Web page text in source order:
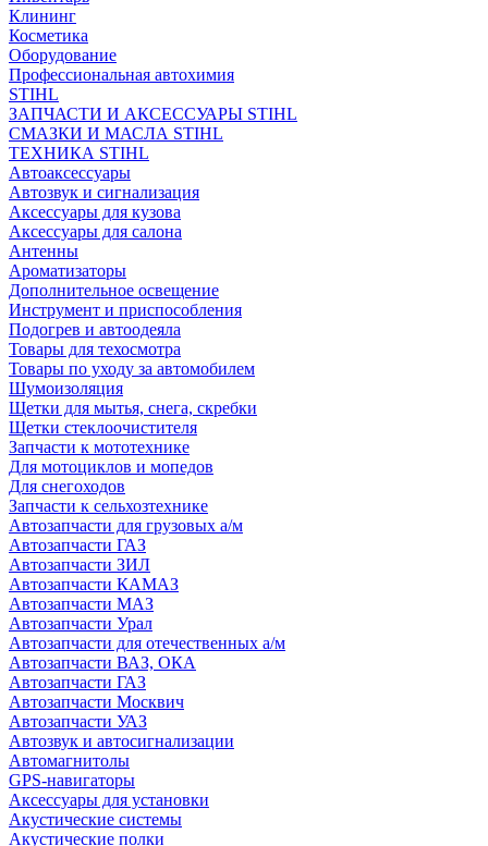
Клининг
Косметика
Оборудование
Профессиональная автохимия
STIHL
ЗАПЧАСТИ И АКСЕССУАРЫ STIHL
СМАЗКИ И МАСЛА STIHL
ТЕХНИКА STIHL
Автоаксессуары
Автозвук и сигнализация
Аксессуары для кузова
Аксессуары для салона
Антенны
Ароматизаторы
Дополнительное освещение
Инструмент и приспособления
Подогрев и автоодеяла
Товары для техосмотра
Товары по уходу за автомобилем
Шумоизоляция
Щетки для мытья, снега, скребки
Щетки стеклоочистителя
Запчасти к мототехнике
Для мотоциклов и мопедов
Для снегоходов
Запчасти к сельхозтехнике
Автозапчасти для грузовых а/м
Автозапчасти ГАЗ
Автозапчасти ЗИЛ
Автозапчасти КАМАЗ
Автозапчасти МАЗ
Автозапчасти Урал
Автозапчасти для отечественных а/м
Автозапчасти ВАЗ, ОКА
Автозапчасти ГАЗ
Автозапчасти Москвич
Автозапчасти УАЗ
Автозвук и автосигнализации
Автомагнитолы
GPS-навигаторы
Аксессуары для установки
Акустические системы
Акустические полки